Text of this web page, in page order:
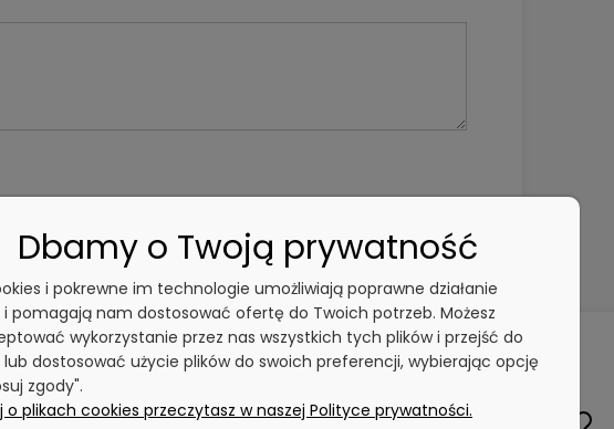
Dbamy o Twoją prywatność
i pokrewne im technologie umożliwiają poprawne działanie
pomagają nam dostosować ofertę do Twoich potrzeb. Możesz
wykorzystanie przez nas wszystkich tych plików i przejść do
lub dostosować użycie plików do swoich preferencji, wybierając opcję
zgody".
o plikach cookies przeczytasz w naszej Polityce prywatności.